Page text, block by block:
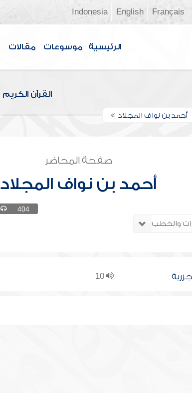
Français
English
Indonesia
الرئيسية موسوعات مقالات
القرآن الكريم
أحمد بن نواف المجلاد
صفحة المحاضر
أحمد بن نواف المجلاد
404
10